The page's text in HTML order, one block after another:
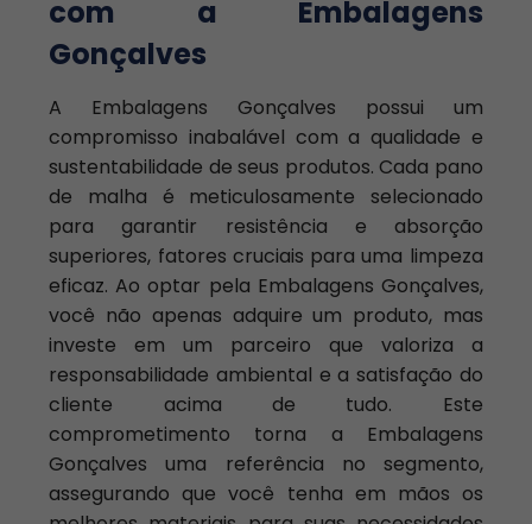
com a Embalagens
Gonçalves
A Embalagens Gonçalves possui um
compromisso inabalável com a qualidade e
sustentabilidade de seus produtos. Cada pano
de malha é meticulosamente selecionado
para garantir resistência e absorção
superiores, fatores cruciais para uma limpeza
eficaz. Ao optar pela Embalagens Gonçalves,
você não apenas adquire um produto, mas
investe em um parceiro que valoriza a
responsabilidade ambiental e a satisfação do
cliente acima de tudo. Este
comprometimento torna a Embalagens
Gonçalves uma referência no segmento,
assegurando que você tenha em mãos os